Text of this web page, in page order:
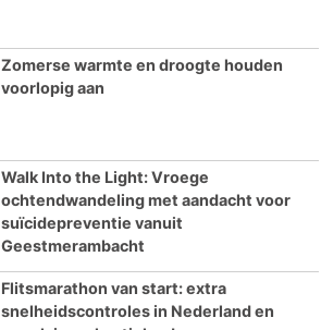
Zomerse warmte en droogte houden
voorlopig aan
Walk Into the Light: Vroege
ochtendwandeling met aandacht voor
suïcidepreventie vanuit
Geestmerambacht
Flitsmarathon van start: extra
snelheidscontroles in Nederland en